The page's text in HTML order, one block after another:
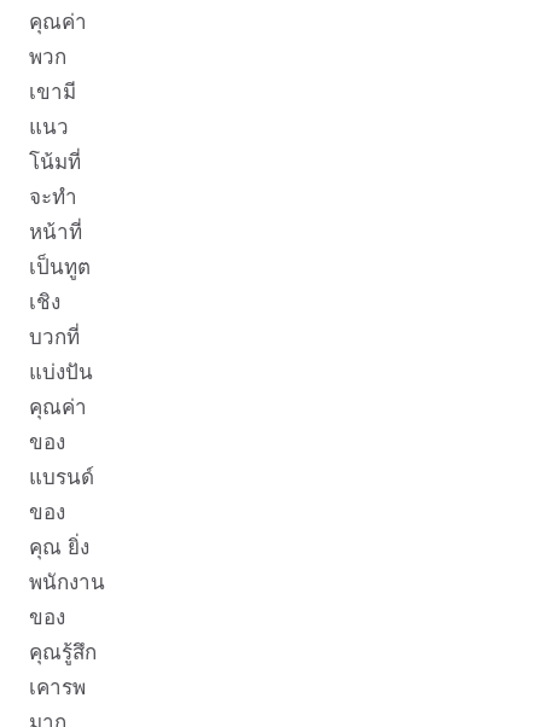
คุณค่า
พวก
เขามี
แนว
โน้มที่
จะทำ
หน้าที่
เป็นทูต
เชิง
บวกที่
แบ่งปัน
คุณค่า
ของ
แบรนด์
ของ
คุณ ยิ่ง
พนักงาน
ของ
คุณรู้สึก
เคารพ
มาก